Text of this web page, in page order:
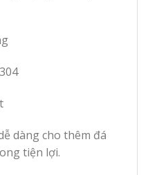
dàng cho thêm đá
tiện lợi.